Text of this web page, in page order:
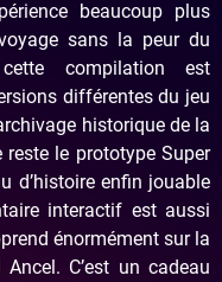
beaucoup plus
sans la peur du
compilation est
différentes du jeu
historique de la
le prototype Super
d’histoire enfin jouable
interactif est aussi
énormément sur la
C’est un cadeau